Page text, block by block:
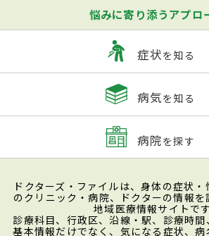
悩みに寄り添うアプロ
症状を知る
病気を知る
病院を探す
ドクターズ・ファイルは、身体の症状
のクリニック・病院、ドクターの情報
地域医療情報サイトです
診療科目、行政区、沿線・駅、診療時
基本情報だけでなく、気になる症状、病